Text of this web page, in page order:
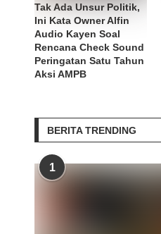
Tak Ada Unsur Politik,
Ini Kata Owner Alfin
Audio Kayen Soal
Rencana Check Sound
Peringatan Satu Tahun
Aksi AMPB
BERITA TRENDING
1